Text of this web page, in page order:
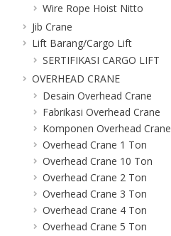
Wire Rope Hoist Nitto
Jib Crane
Lift Barang/Cargo Lift
SERTIFIKASI CARGO LIFT
OVERHEAD CRANE
Desain Overhead Crane
Fabrikasi Overhead Crane
Komponen Overhead Crane
Overhead Crane 1 Ton
Overhead Crane 10 Ton
Overhead Crane 2 Ton
Overhead Crane 3 Ton
Overhead Crane 4 Ton
Overhead Crane 5 Ton